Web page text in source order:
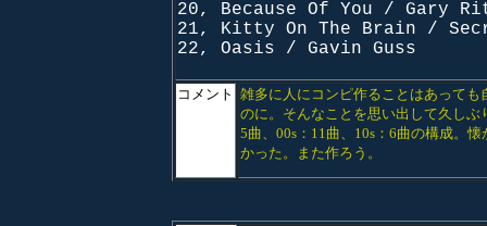
20, Because Of You / Gary
21, Kitty On The Brain /
22, Oasis / Gavin Guss
コメント 雑多に人にコンピ作ることはあって
のに。そんなことを思い出して久しぶ
5曲、00s：11曲、10s：6曲の構成。
かった。また作ろう。